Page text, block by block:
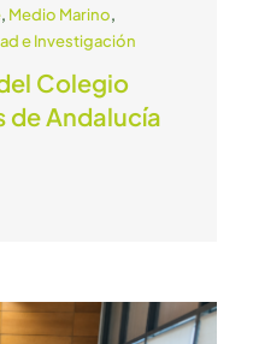
, Medio Marino,
e Investigación
Colegio
de Andalucía